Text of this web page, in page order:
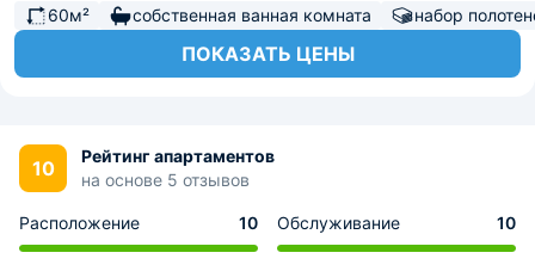
60м²
собственная ванная комната набор
ПОКАЗАТЬ ЦЕНЫ
10
Рейтинг апартаментов
на основе 5 отзывов
Расположение 10 Обслуживание 10